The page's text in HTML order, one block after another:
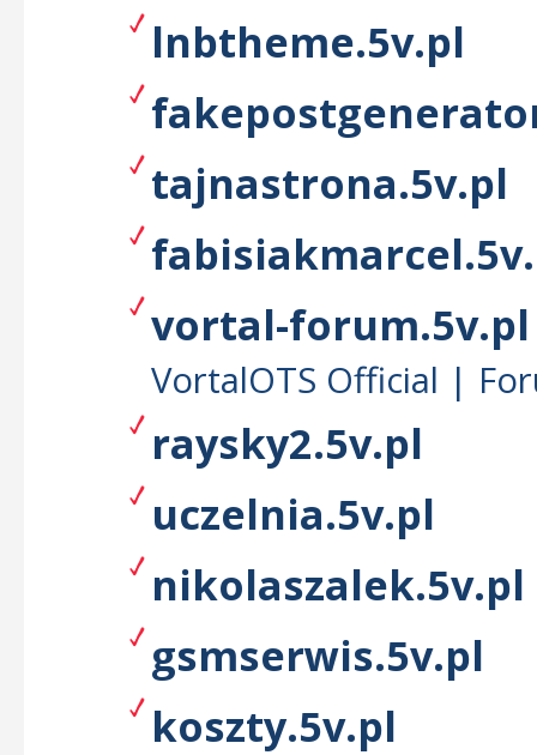
lnbtheme.5v.pl
tajnastrona.5v.pl
vortal-forum.5v.pl
VortalOTS Official |
raysky2.5v.pl
uczelnia.5v.pl
nikolaszalek.5v.pl
gsmserwis.5v.pl
koszty.5v.pl